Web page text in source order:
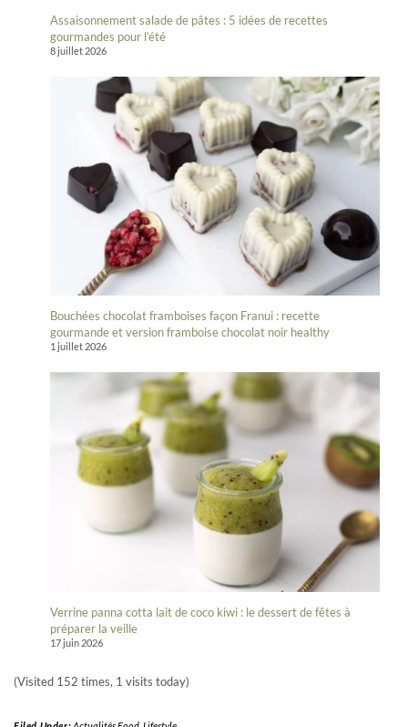
Assaisonnement salade de pâtes : 5 idées de recettes
gourmandes pour l’été
8 juillet 2026
Bouchées chocolat framboises façon Franui : recette
gourmande et version framboise chocolat noir healthy
1 juillet 2026
Verrine panna cotta lait de coco kiwi : le dessert de fêtes à
préparer la veille
17 juin 2026
(Visited 152 times, 1 visits today)